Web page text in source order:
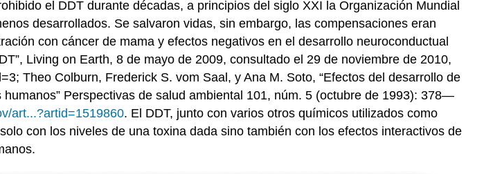
el DDT durante décadas, a principios del siglo XXI la Organización Mundial
desarrollados. Se salvaron vidas, sin embargo, las compensaciones eran
con cáncer de mama y efectos negativos en el desarrollo neuroconductual
Living on Earth, 8 de mayo de 2009, consultado el 29 de noviembre de 2010,
Theo Colburn, Frederick S. vom Saal, y Ana M. Soto, “Efectos del desarrollo de
Perspectivas de salud ambiental 101, núm. 5 (octubre de 1993): 378—
art...?artid=1519860. El DDT, junto con varios otros químicos utilizados como
con los niveles de una toxina dada sino también con los efectos interactivos de